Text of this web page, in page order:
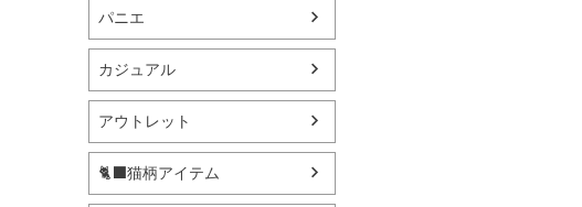
パニエ
カジュアル
アウトレット
🐈‍⬛猫柄アイテム